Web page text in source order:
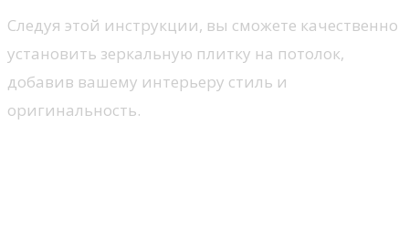
Следуя этой инструкции, вы сможете качественно
установить зеркальную плитку на потолок,
добавив вашему интерьеру стиль и
оригинальность.